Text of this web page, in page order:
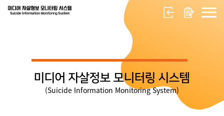
미디어 자살정보 모니터링 시스템
(Suicide Information Monitoring System)